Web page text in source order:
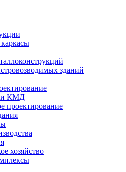
зданий
и КМД
проектирование
хозяйство